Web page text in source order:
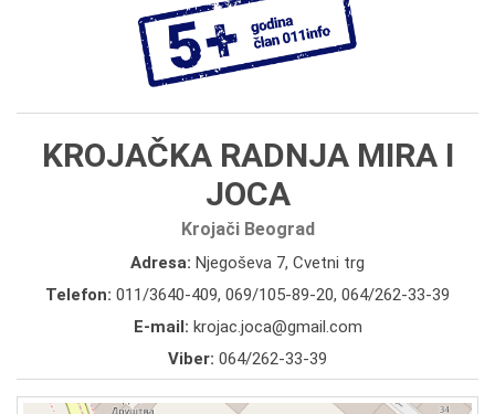
KROJAČKA RADNJA MIRA I
JOCA
Krojači Beograd
Adresa: Njegoševa 7, Cvetni trg
Telefon: 011/3640-409, 069/105-89-20, 064/262-33-39
E-mail: krojac.joca@gmail.com
Viber: 064/262-33-39